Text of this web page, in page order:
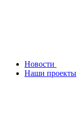
Новости
Наши проекты